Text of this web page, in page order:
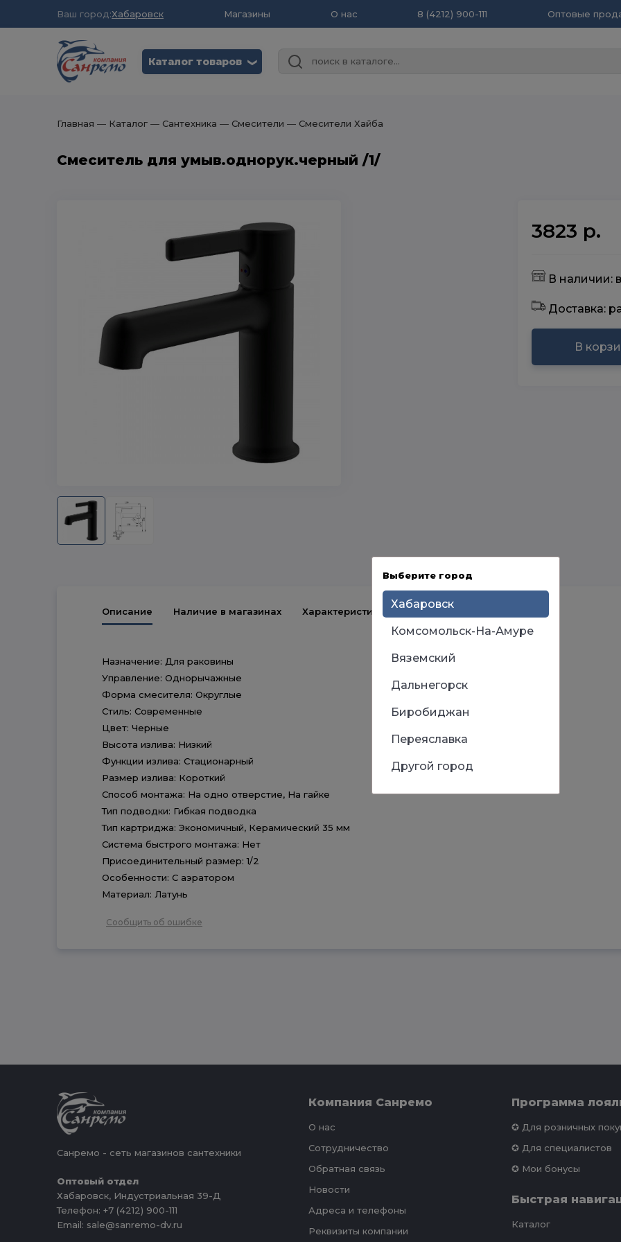
Ваш город:Хабаровск Магазины О нас 8 (4212) 900-111 Оптовые
Каталог товаров ❮
Главная ― Каталог ― Сантехника ― Смесители ― Смесители Хайба
Смеситель для умыв.однорук.черный /1/
3823 р.
В наличии:
Доставка:
В
Описание Наличие в магазинах Характеристики
Назначение: Для раковины
Управление: Однорычажные
Форма смесителя: Округлые
Стиль: Современные
Цвет: Черные
Высота излива: Низкий
Функции излива: Стационарный
Размер излива: Короткий
Способ монтажа: На одно отверстие, На гайке
Тип подводки: Гибкая подводка
Тип картриджа: Экономичный, Керамический 35 мм
Система быстрого монтажа: Нет
Присоединительный размер: 1/2
Особенности: С аэратором
Материал: Латунь
Сообщить об ошибке
Санремо - сеть магазинов сантехники
Оптовый отдел
Хабаровск, Индустриальная 39-Д
Телефон: +7 (4212) 900-111
Email: sale@sanremo-dv.ru
Компания Санремо
О нас
Сотрудничество
Обратная связь
Новости
Адреса и телефоны
Реквизиты компании
Программа
✪ Для розничных
✪ Для специалистов
✪ Мои бонусы
Быстрая
Каталог
Выберите город
Хабаровск
Комсомольск-На-Амуре
Вяземский
Дальнегорск
Биробиджан
Переяславка
Другой город